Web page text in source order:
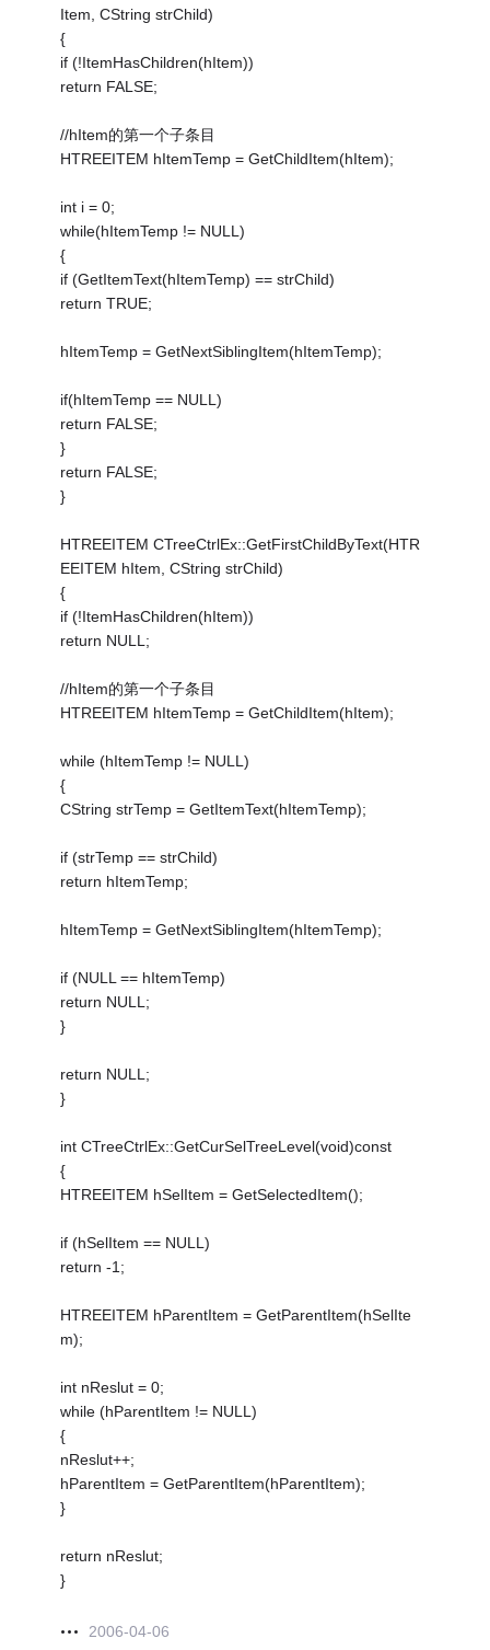
Item, CString strChild)
{
if (!ItemHasChildren(hItem))
return FALSE;
//hItem的第一个子条目
HTREEITEM hItemTemp = GetChildItem(hItem);
int i = 0;
while(hItemTemp != NULL)
{
if (GetItemText(hItemTemp) == strChild)
return TRUE;
hItemTemp = GetNextSiblingItem(hItemTemp);
if(hItemTemp == NULL)
return FALSE;
}
return FALSE;
}
HTREEITEM CTreeCtrlEx::GetFirstChildByText(HTR
EEITEM hItem, CString strChild)
{
if (!ItemHasChildren(hItem))
return NULL;
//hItem的第一个子条目
HTREEITEM hItemTemp = GetChildItem(hItem);
while (hItemTemp != NULL)
{
CString strTemp = GetItemText(hItemTemp);
if (strTemp == strChild)
return hItemTemp;
hItemTemp = GetNextSiblingItem(hItemTemp);
if (NULL == hItemTemp)
return NULL;
}
return NULL;
}
int CTreeCtrlEx::GetCurSelTreeLevel(void)const
{
HTREEITEM hSelItem = GetSelectedItem();
if (hSelItem == NULL)
return -1;
HTREEITEM hParentItem = GetParentItem(hSelIte
m);
int nReslut = 0;
while (hParentItem != NULL)
{
nReslut++;
hParentItem = GetParentItem(hParentItem);
}
return nReslut;
}
2006-04-06